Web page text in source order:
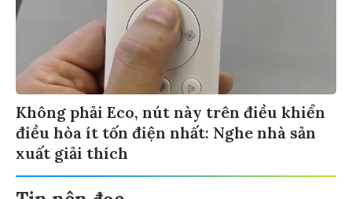
Không phải Eco, nút này trên điều khiển
điều hòa ít tốn điện nhất: Nghe nhà sản
xuất giải thích